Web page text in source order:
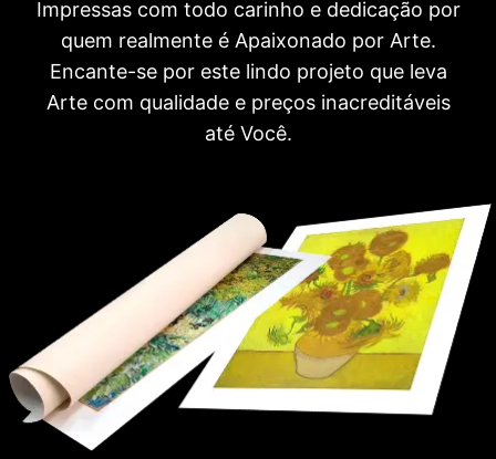
Impressas com todo carinho e dedicação por
quem realmente é Apaixonado por Arte.
Encante-se por este lindo projeto que leva
Arte com qualidade e preços inacreditáveis
até Você.